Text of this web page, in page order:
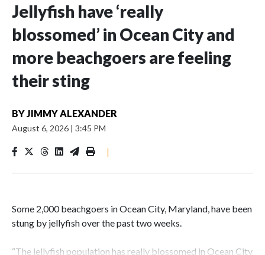
Jellyfish have ‘really
blossomed’ in Ocean City and
more beachgoers are feeling
their sting
BY JIMMY ALEXANDER
August 6, 2026 | 3:45 PM
|
Some 2,000 beachgoers in Ocean City, Maryland, have been
stung by jellyfish over the past two weeks.
“The jellyfish population has really blossomed in Ocean City